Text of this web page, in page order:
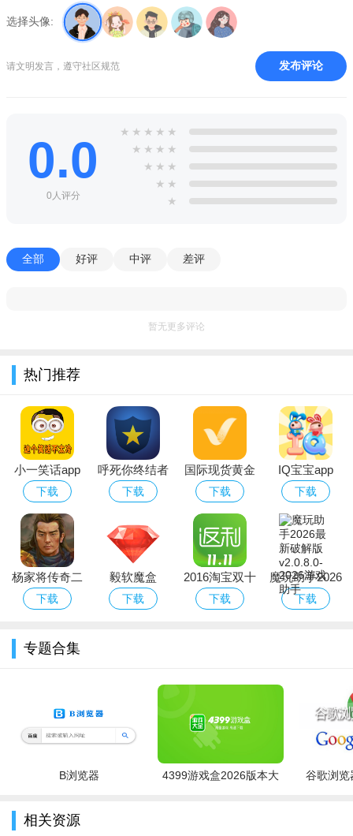
登录后，用户们可以查看自己的和平精英游戏交易记录
选择头像:
请文明发言，遵守社区规范 发布评论
0.0
0人评分
★ ★ ★ ★ ★
★ ★ ★ ★
★ ★ ★
★ ★
★
全部 好评 中评 差评
暂无更多评论
热门推荐
小一笑话app
下载
呼死你终结者
下载
国际现货黄金
分析软件
下载
IQ宝宝app
下载
杨家将传奇二
线攻略（含数
下载
毅软魔盒
下载
2016淘宝双十
一购物省钱返
下载
魔玩助手2026
最新破解版
下载
专题合集
B浏览器
4399游戏盒2026版本大
谷歌浏览
相关资源